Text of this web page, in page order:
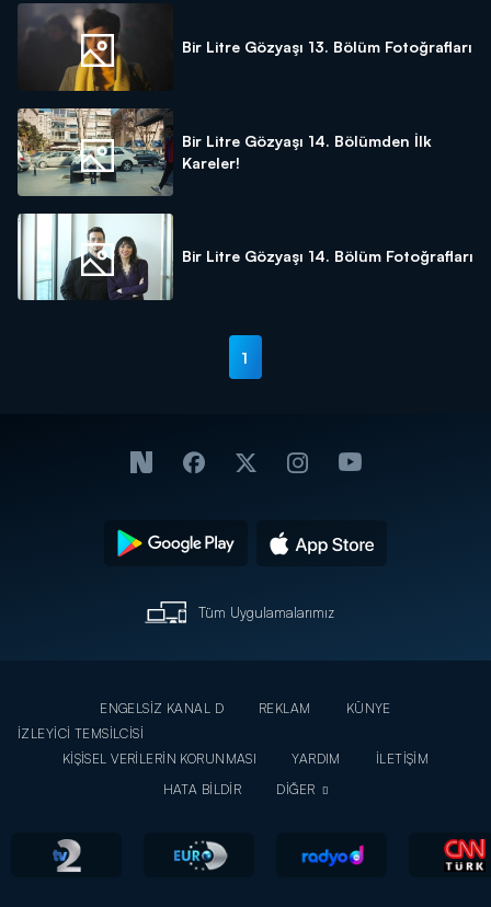
Bir Litre Gözyaşı 13. Bölüm Fotoğrafları
Bir Litre Gözyaşı 14. Bölümden İlk
Kareler!
Bir Litre Gözyaşı 14. Bölüm Fotoğrafları
1
Tüm Uygulamalarımız
ENGELSİZ KANAL D REKLAM
KÜNYE
İZLEYİCİ TEMSİLCİSİ
KİŞİSEL VERİLERİN KORUNMASI
YARDIM
İLETİŞİM
HATA BİLDİR
DİĞER